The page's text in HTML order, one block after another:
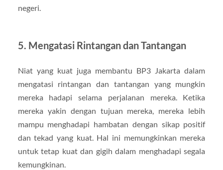
negeri.
5. Mengatasi Rintangan dan Tantangan
Niat yang kuat juga membantu BP3 Jakarta dalam
mengatasi rintangan dan tantangan yang mungkin
mereka hadapi selama perjalanan mereka. Ketika
mereka yakin dengan tujuan mereka, mereka lebih
mampu menghadapi hambatan dengan sikap positif
dan tekad yang kuat. Hal ini memungkinkan mereka
untuk tetap kuat dan gigih dalam menghadapi segala
kemungkinan.